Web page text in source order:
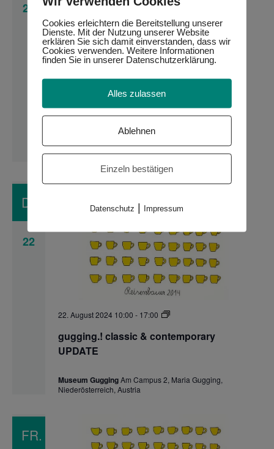
21
UPDATE
21. August 2024 10:00-17:00
gugging.!
contemporary
Museum GuggingAm Campus 2, Maria Gugging,
Niederösterreich, Austria
DO.
22
gugging.! classic & contemporary
UPDATE
22. August 2024 10:00 - 17:00
gugging.!
&
contemporary
Museum GuggingAm Campus 2, Maria Gugging,
Niederösterreich, Austria
FR.
Cookies erleichtern die Bereitstellung unserer
Dienste. Mit der Nutzung unserer Website
erklären Sie sich damit einverstanden, dass wir
Cookies verwenden. Weitere Informationen
finden Sie in unserer Datenschutzerklärung.
Alles zulassen
Ablehnen
Einzeln bestätigen
Datenschutz | Impressum